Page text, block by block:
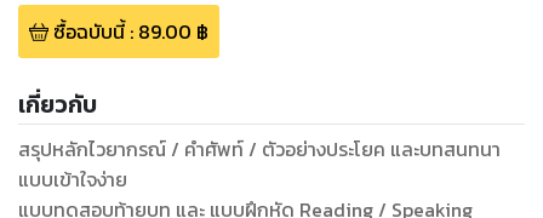
ซื้อฉบับนี้: 89.00 ฿
เกี่ยวกับ
สรุปหลักไวยากรณ์ / คำศัพท์ / ตัวอย่างประโยค และบทสนทนา
แบบเข้าใจง่าย
แบบทดสอบท้ายบท และ แบบฝึกหัด Reading / Speaking